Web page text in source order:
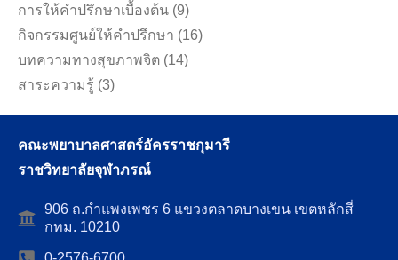
การให้คำปรึกษาเบื้องต้น (9)
กิจกรรมศูนย์ให้คำปรึกษา (16)
บทความทางสุขภาพจิต (14)
สาระความรู้ (3)
คณะพยาบาลศาสตร์อัครราชกุมารี
ราชวิทยาลัยจุฬาภรณ์
906 ถ.กำแพงเพชร 6 แขวงตลาดบางเขน เขตหลักสี่
กทม. 10210